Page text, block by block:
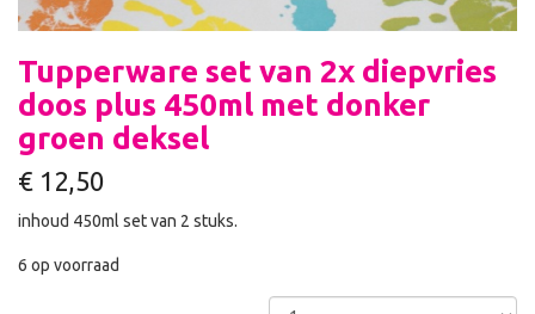
Tupperware set van 2x diepvries
doos plus 450ml met donker
groen deksel
€ 12,50
inhoud 450ml set van 2 stuks.
6 op voorraad